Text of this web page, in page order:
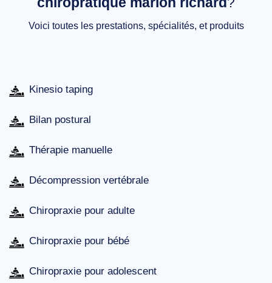
Voici toutes les prestations, spécialités, et produits
Kinesio taping
Bilan postural
Thérapie manuelle
Décompression vertébrale
Chiropraxie pour adulte
Chiropraxie pour bébé
Chiropraxie pour adolescent